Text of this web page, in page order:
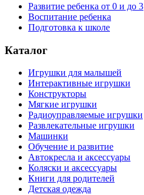
Развитие ребенка от 0 и до 3
Воспитание ребенка
Подготовка к школе
Каталог
Игрушки для малышей
Интерактивные игрушки
Конструкторы
Мягкие игрушки
Радиоуправляемые игрушки
Развлекательные игрушки
Машинки
Обучение и развитие
Автокресла и аксессуары
Коляски и аксессуары
Книги для родителей
Детская одежда